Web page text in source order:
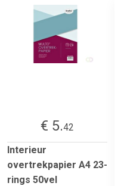
€ 5.42
Interieur
overtrekpapier A4 23-
rings 50vel